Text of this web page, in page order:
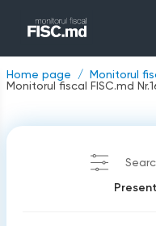
Home page
Monitorul
Monitorul fiscal FISC.md